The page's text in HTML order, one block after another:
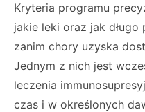
Kryteria programu
jakie leki oraz jak
zanim chory uzyska
Jednym z nich jest
leczenia
czas i w określonych